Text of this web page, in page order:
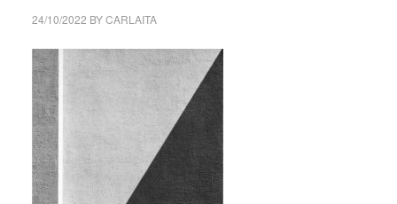
24/10/2022 BYCARLAITA